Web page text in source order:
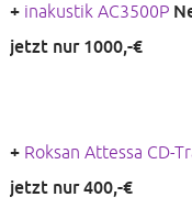
+ inakustik AC3500P
jetzt nur 1000,-€
+ Roksan Attessa CD-
jetzt nur 400,-€